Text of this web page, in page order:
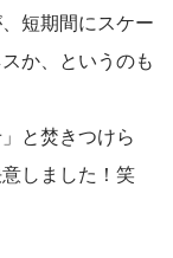
短期間にスケー
か、というのも
と焚きつけら
しました！笑